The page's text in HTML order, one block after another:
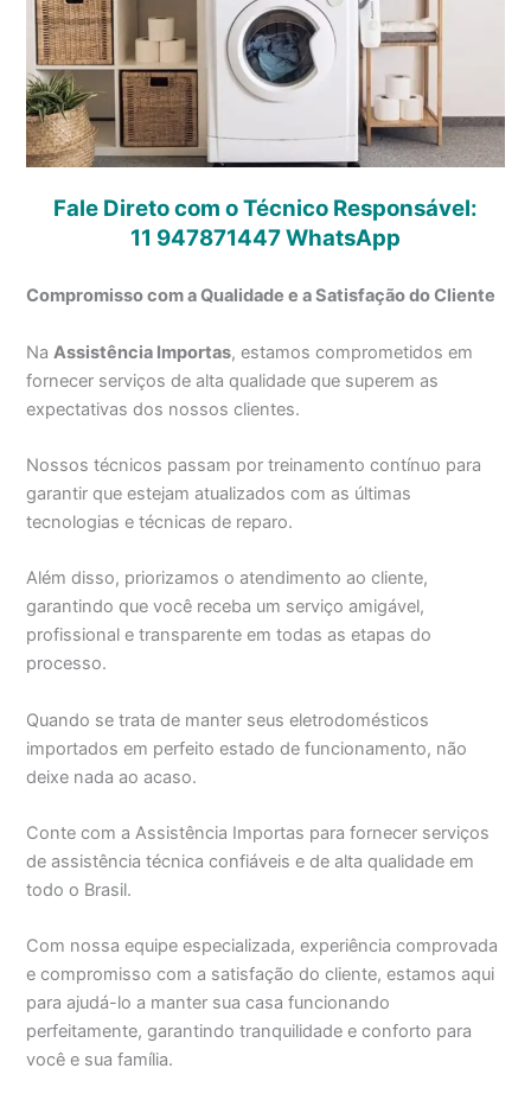
Fale Direto com o Técnico Responsável:
11 947871447WhatsApp
Compromisso com a Qualidade e a Satisfação do Cliente
NaAssistência Importas, estamos comprometidos em
fornecer serviços de alta qualidade que superem as
expectativas dos nossos clientes.
Nossos técnicos passam por treinamento contínuo para
garantir que estejam atualizados com as últimas
tecnologias e técnicas de reparo.
Além disso, priorizamos o atendimento ao cliente,
garantindo que você receba um serviço amigável,
profissional e transparente em todas as etapas do
processo.
Quando se trata de manter seus eletrodomésticos
importados em perfeito estado de funcionamento, não
deixe nada ao acaso.
Conte com a Assistência Importas para fornecer serviços
de assistência técnica confiáveis e de alta qualidade em
todo o Brasil.
Com nossa equipe especializada, experiência comprovada
e compromisso com a satisfação do cliente, estamos aqui
para ajudá-lo a manter sua casa funcionando
perfeitamente, garantindo tranquilidade e conforto para
você e sua família.